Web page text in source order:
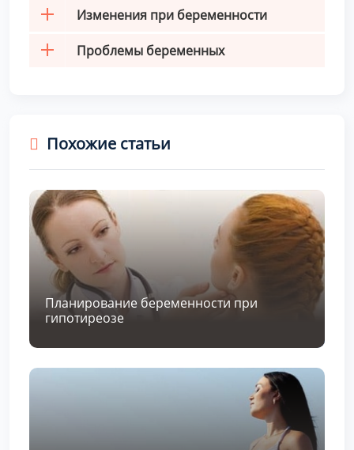
Изменения при беременности
Проблемы беременных
Похожие статьи
Планирование беременности при
гипотиреозе